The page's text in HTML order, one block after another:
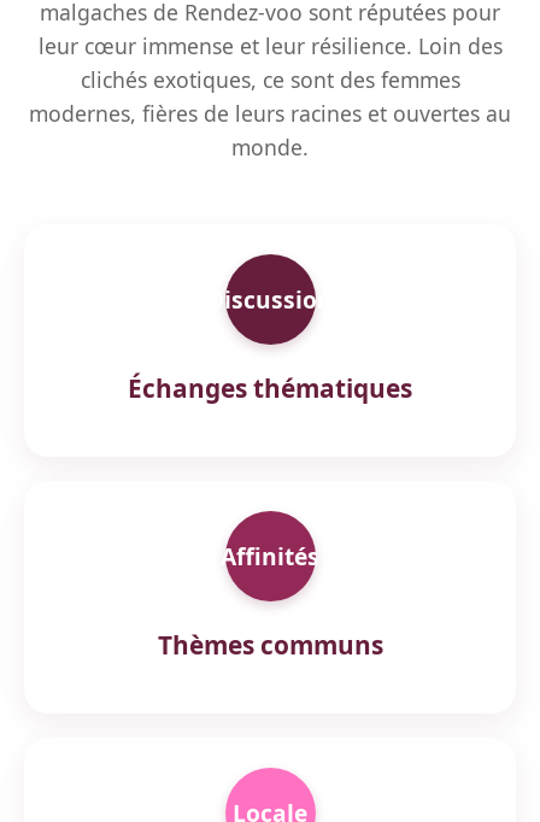
malgaches de Rendez-voo sont réputées pour
leur cœur immense et leur résilience. Loin des
clichés exotiques, ce sont des femmes
modernes, fières de leurs racines et ouvertes au
monde.
Discussion
Échanges thématiques
Affinités
Thèmes communs
Locale